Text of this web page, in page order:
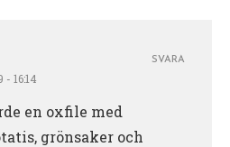
- 16:14
en oxfile med
grönsaker och
SVARA